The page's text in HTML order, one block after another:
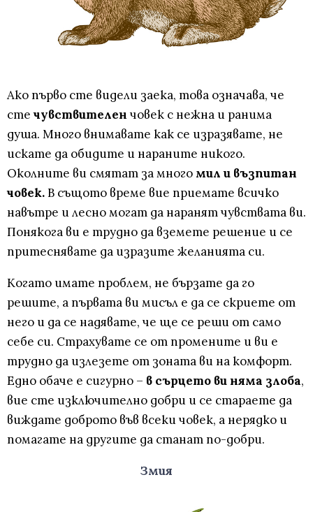
Ако първо сте видели заека, това означава, че
стечувствителенчовек с нежна и ранима
душа. Много внимавате как се изразявате, не
искате да обидите и нараните никого.
Околните ви смятат за много мил и възпитан
човек.В същото време вие приемате всичко
навътре и лесно могат да наранят чувствата ви.
Понякога ви е трудно да вземете решение и се
притеснявате да изразите желанията си.
Когато имате проблем, не бързате да го
решите, а първата ви мисъл е да се скриете от
него и да се надявате, че ще се реши от само
себе си. Страхувате се от промените и ви е
трудно да излезете от зоната ви на комфорт.
Едно обаче е сигурно – в сърцето ви няма злоба,
вие сте изключително добри и се стараете да
виждате доброто във всеки човек, а нерядко и
помагате на другите да станат по-добри.
Змия